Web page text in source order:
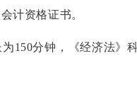
计资格证书。
150分钟，《经济法》